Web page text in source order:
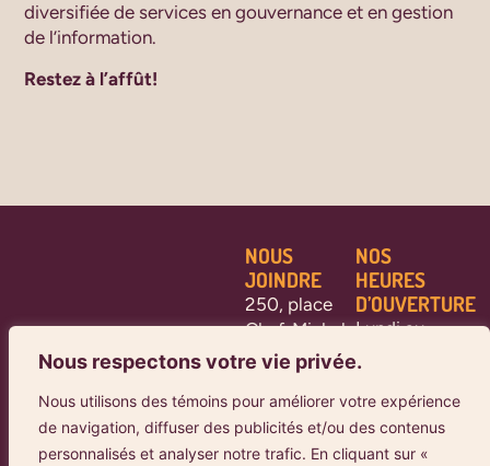
Nous respectons votre vie privée.
Nous utilisons des témoins pour améliorer votre expérience
de navigation, diffuser des publicités et/ou des contenus
personnalisés et analyser notre trafic. En cliquant sur «
diversifiée de services en gouvernance et en gestion
de l’information.
Restez à l’affût!
NOUS
JOINDRE
250, place
Chef-Michel-
Laveau,
bureau 102,
Wendake
(Québec),
G0A 4V0
NOS
HEURES
D’OUVERTURE
Lundi au
16 h 30
Vendredi :
8 h à 12 h